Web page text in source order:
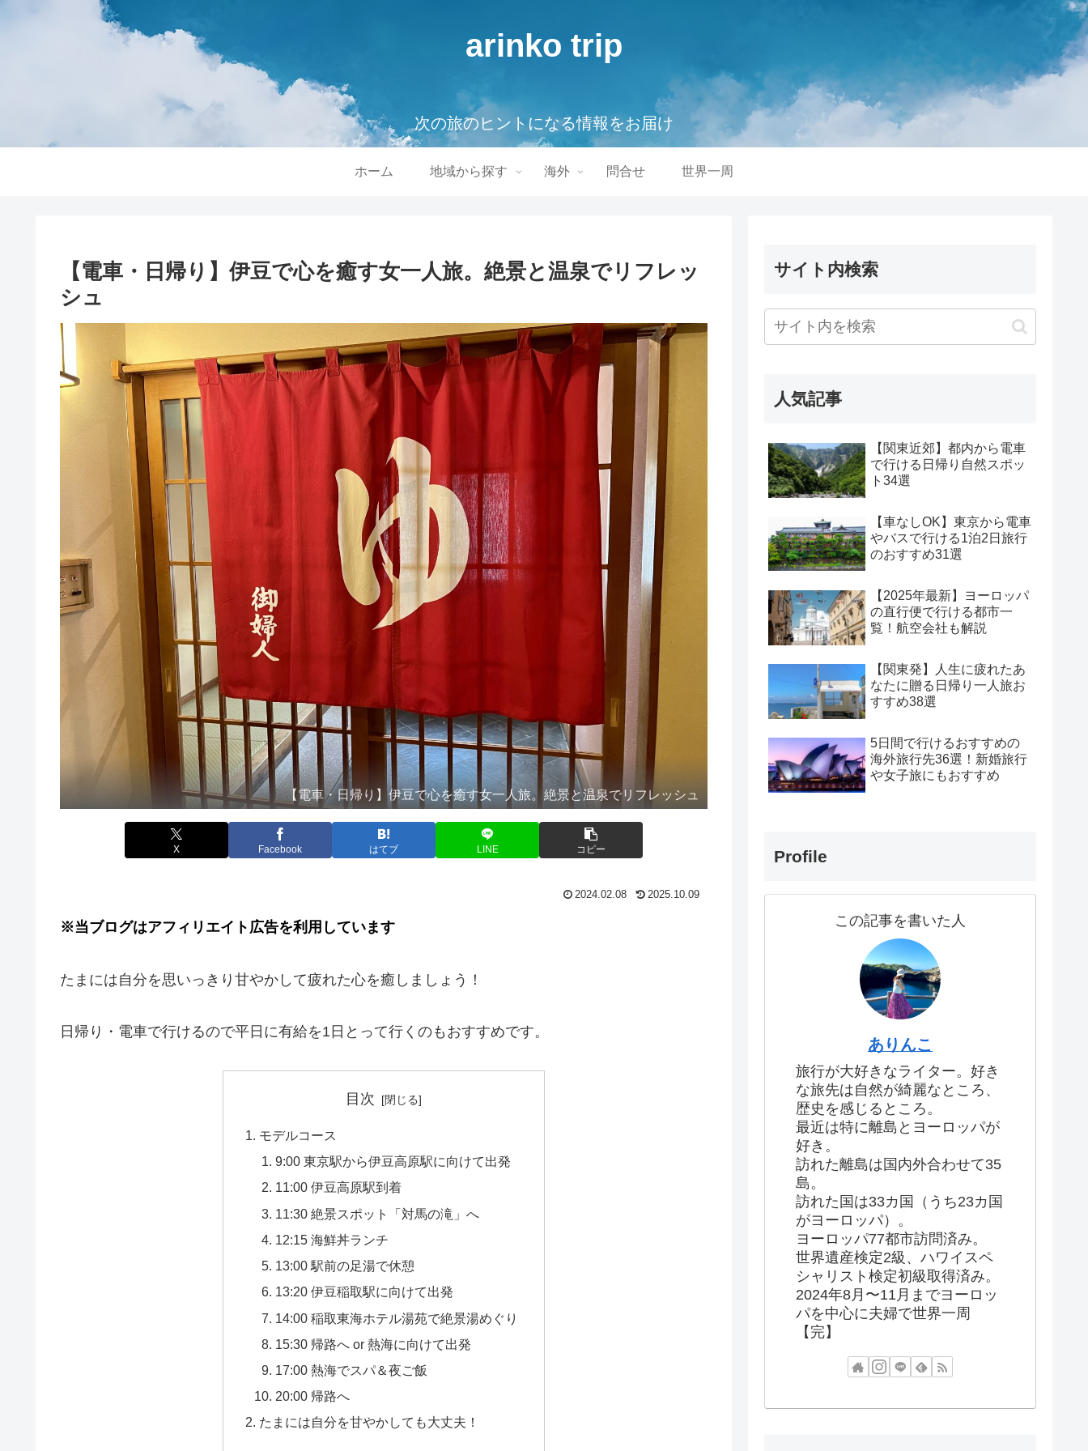
arinko trip
次の旅のヒントになる情報をお届け
ホーム 地域から探す 海外 問合せ 世界一周
【電車・日帰り】伊豆で心を癒す女一人旅。絶景と温泉でリフレッ
シュ
【電車・日帰り】伊豆で心を癒す女一人旅。絶景と温泉でリフレッシュ
X Facebook はてブ LINE コピー
2024.02.08 2025.10.09
※当ブログはアフィリエイト広告を利用しています
たまには自分を思いっきり甘やかして疲れた心を癒しましょう！
日帰り・電車で行けるので平日に有給を1日とって行くのもおすすめです。
目次
モデルコース
9:00 東京駅から伊豆高原駅に向けて出発
11:00 伊豆高原駅到着
11:30 絶景スポット「対馬の滝」へ
12:15 海鮮丼ランチ
13:00 駅前の足湯で休憩
13:20 伊豆稲取駅に向けて出発
14:00 稲取東海ホテル湯苑で絶景湯めぐり
15:30 帰路へ or 熱海に向けて出発
17:00 熱海でスパ＆夜ご飯
20:00 帰路へ
たまには自分を甘やかしても大丈夫！
サイト内検索
人気記事
【関東近郊】都内から電車
で行ける日帰り自然スポッ
ト34選
【車なしOK】東京から電車
やバスで行ける1泊2日旅行
のおすすめ31選
【2025年最新】ヨーロッパ
の直行便で行ける都市一
覧！航空会社も解説
【関東発】人生に疲れたあ
なたに贈る日帰り一人旅お
すすめ38選
5日間で行けるおすすめの
海外旅行先36選！新婚旅行
や女子旅にもおすすめ
Profile
この記事を書いた人
ありんこ
旅行が大好きなライター。好き
な旅先は自然が綺麗なところ、
歴史を感じるところ。
最近は特に離島とヨーロッパが
好き。
訪れた離島は国内外合わせて35
島。
訪れた国は33カ国（うち23カ国
がヨーロッパ）。
ヨーロッパ77都市訪問済み。
世界遺産検定2級、ハワイスペ
シャリスト検定初級取得済み。
2024年8月〜11月までヨーロッ
パを中心に夫婦で世界一周
【完】